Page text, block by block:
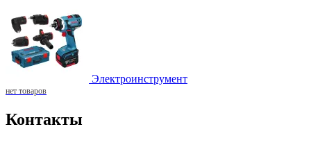
Электроинструмент
нет товаров
Контакты